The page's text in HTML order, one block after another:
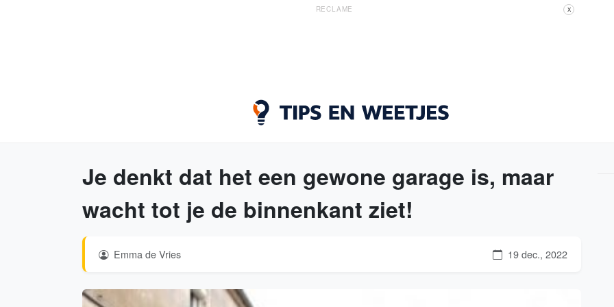
RECLAME X
Je denkt dat het een gewone garage is, maar
wacht tot je de binnenkant ziet!
Emma de Vries 19 dec., 2022